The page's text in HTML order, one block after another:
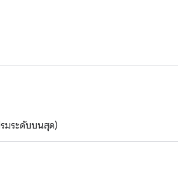
มระดับบนสุด)